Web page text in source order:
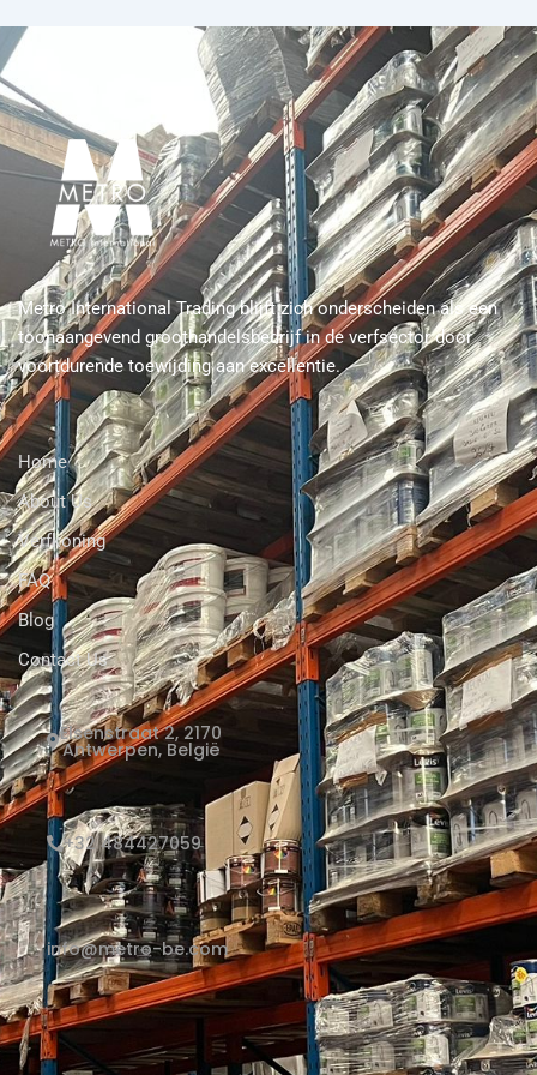
Metro International Trading blijft zich onderscheiden als een
toonaangevend groothandelsbedrijf in de verfsector door
voortdurende toewijding aan excellentie.
Home
About Us
Verfkoning
FAQ
Blog
Contact Us
Elsenstraat 2, 2170
Antwerpen, België
+32 484427059
info@metro-be.com